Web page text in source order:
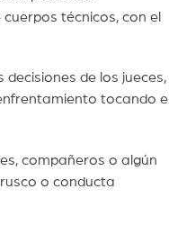
técnicos, con el
de los jueces,
tocando el
compañeros o algún
o conducta